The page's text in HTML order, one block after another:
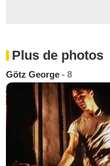
Plus de photos
Götz George - 8